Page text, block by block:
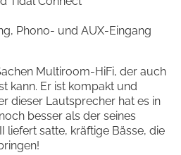
Phono- und AUX-Eingang
Multiroom-HiFi, der auch
kann. Er ist kompakt und
dieser Lautsprecher hat es in
besser als der seines
liefert satte, kräftige Bässe, die